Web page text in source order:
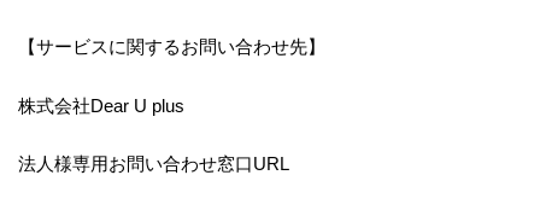
【サービスに関するお問い合わせ先】
株式会社Dear U plus
法人様専用お問い合わせ窓口URL